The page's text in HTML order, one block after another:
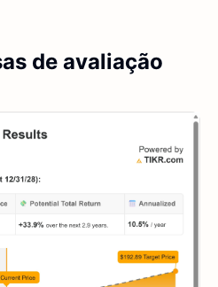
de avaliação